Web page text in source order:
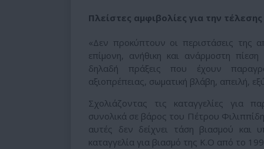
Πλείστες αμφιβολίες για την
«Δεν προκύπτουν οι περιστάσεις της
επίμονη, ανήθικη και ανάρμοστη
δηλαδή πράξεις που έχουν
αξιοπρέπειας, σωματική βλάβη, απειλή,
Σχολιάζοντας τις καταγγελίες για
συνολικά σε βάρος του Πέτρου
αυτές δεν δείχνει τάση βιασμού και
καταγγελία για βιασμό της Κ.Ο από το